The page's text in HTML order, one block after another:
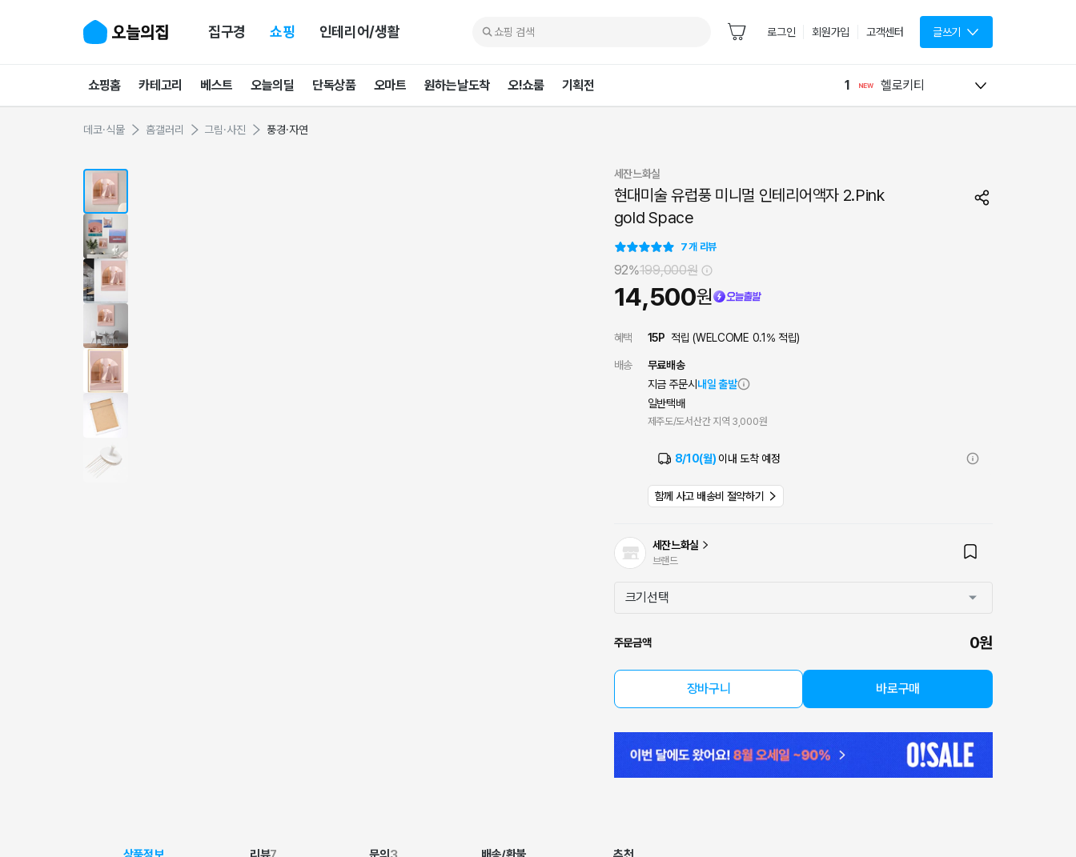
집구경 쇼핑 인테리어/생활 로그인 회원가입 고객센터 글쓰기
쇼핑홈 카테고리 베스트 오늘의딜 단독상품 오마트 원하는날도착 오!쇼룸 기획전 1 헬로키티
데코·식물 홈갤러리 그림·사진 풍경·자연
세잔느화실
현대미술 유럽풍 미니멀 인테리어액자 2.Pink
gold Space
7개 리뷰
92%199,000원
14,500원
혜택 15P 적립 (WELCOME 0.1% 적립)
배송
무료배송
지금 주문시내일 출발
일반택배
제주도/도서산간 지역 3,000원
8/10(월) 이내 도착 예정
함께 사고 배송비 절약하기
세잔느화실
브랜드
주문금액 0원
장바구니 바로구매